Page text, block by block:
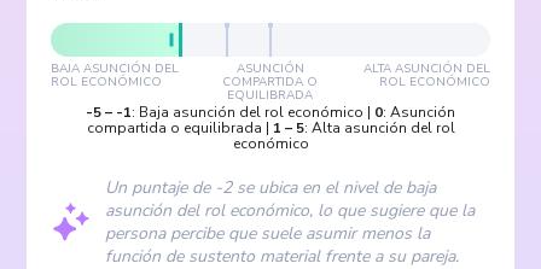
BAJA ASUNCIÓN DEL
ROL ECONÓMICO
ASUNCIÓN
COMPARTIDA O
EQUILIBRADA
ALTA ASUNCIÓN DEL
ROL ECONÓMICO
-5– -1: Baja asunción del rol económico | 0: Asunción
compartida o equilibrada | 1 – 5: Alta asunción del rol
económico
Un puntaje de -2 se ubica en el nivel de baja
asunción del rol económico, lo que sugiere que la
persona percibe que suele asumir menos la
función de sustento material frente a su pareja.